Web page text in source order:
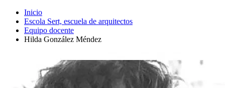
Inicio
Escola Sert, escuela de arquitectos
Equipo docente
Hilda González Méndez